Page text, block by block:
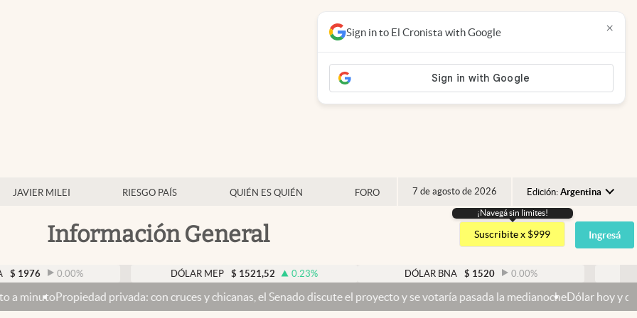
JAVIER MILEI RIESGO PAÍS QUIÉN ES QUIÉN FORO 7 de agosto de 2026 Edición: Argentina
Argentina
España
USA
Información General
¡Navegá sin limites!
Suscribite x $999 Ingresá
0.00% DÓLAR MEP $ 1521,52 0.23% DÓLAR BNA $ 1520 0.00%
privada: con cruces y chicanas, el Senado discute el proyecto y se votaría pasada la medianocheDólar hoy y dólar blue hoy:
Sign in to El Cronista with Google ×